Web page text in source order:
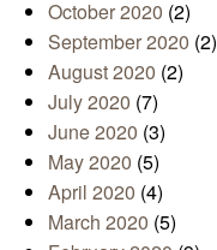
October 2020 (2)
September 2020 (2)
August 2020 (2)
July 2020 (7)
June 2020 (3)
May 2020 (5)
April 2020 (4)
March 2020 (5)